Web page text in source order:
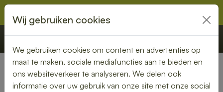
€ 0,00 Offerte Bestellen
Nederland» Horssen
Wij gebruiken cookies
We gebruiken cookies om content en advertenties op
maat te maken, sociale mediafuncties aan te bieden en
ons websiteverkeer te analyseren. We delen ook
informatie over uw gebruik van onze site met onze social